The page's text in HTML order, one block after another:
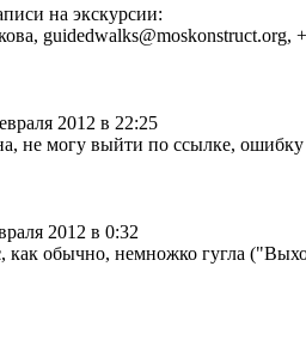
на экскурсии:
guidedwalks@moskonstruct.org,
2012 в 22:25
не могу выйти по ссылке, ошибку
2012 в 0:32
, как обычно, немножко гугла